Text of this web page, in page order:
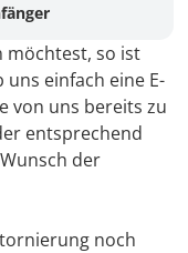
möchtest, so ist
einfach eine E-
von uns bereits zu
entsprechend
der
noch